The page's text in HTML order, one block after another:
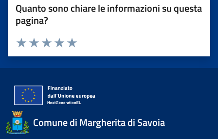
Quanto sono chiare le informazioni su questa
pagina?
Valuta 5 stelle su 5
Valuta 4 stelle su 5
Valuta 3 stelle su 5
Valuta 2 stelle su 5
Valuta 1 stelle su 5
Comune di Margherita di Savoia